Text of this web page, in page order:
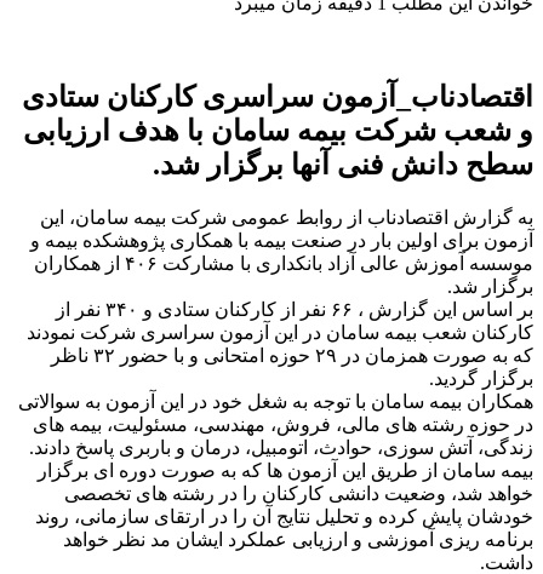
اقتصادناب_آزمون سراسری کارکنان ستادی
و شعب شرکت بیمه سامان با هدف ارزیابی
سطح دانش فنی آنها برگزار شد.
به گزارش اقتصادناب از روابط عمومی شرکت بیمه سامان، این
آزمون برای اولین بار در صنعت بیمه با همکاری پژوهشکده بیمه و
موسسه آموزش عالی آزاد بانکداری با مشارکت ۴۰۶ از همکاران
برگزار شد.
بر اساس این گزارش ، ۶۶ نفر از کارکنان ستادی و ۳۴۰ نفر از
کارکنان شعب بیمه سامان در این آزمون سراسری شرکت نمودند
که به صورت همزمان در ۲۹ حوزه امتحانی و با حضور ۳۲ ناظر
برگزار گردید.
همکاران بیمه سامان با توجه به شغل خود در این آزمون به سوالاتی
در حوزه رشته های مالی، فروش، مهندسی، مسئولیت، بیمه های
زندگی، آتش سوزی، حوادث، اتومبیل، درمان و باربری پاسخ دادند.
بیمه سامان از طریق این آزمون ها که به صورت دوره ای برگزار
خواهد شد، وضعیت دانشی کارکنان را در رشته های تخصصی
خودشان پایش کرده و تحلیل نتایج آن را در ارتقای سازمانی، روند
برنامه ریزی آموزشی و ارزیابی عملکرد ایشان مد نظر خواهد
داشت.